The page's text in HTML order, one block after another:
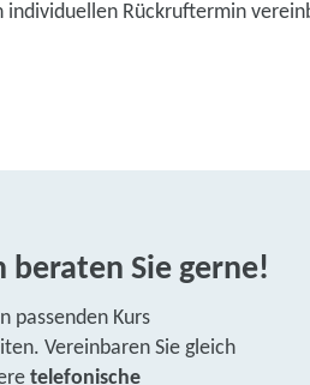
Rückruftermin
beraten Sie gerne!
passenden Kurs
Vereinbaren Sie gleich
telefonische